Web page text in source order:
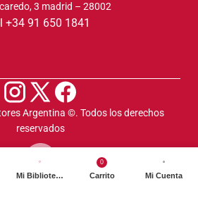
3 madrid – 28002
+34 91 650 1841
Argentina ©️. Todos los derechos
reservados
Mi Biblioteca
0
Carrito Mi Cuenta